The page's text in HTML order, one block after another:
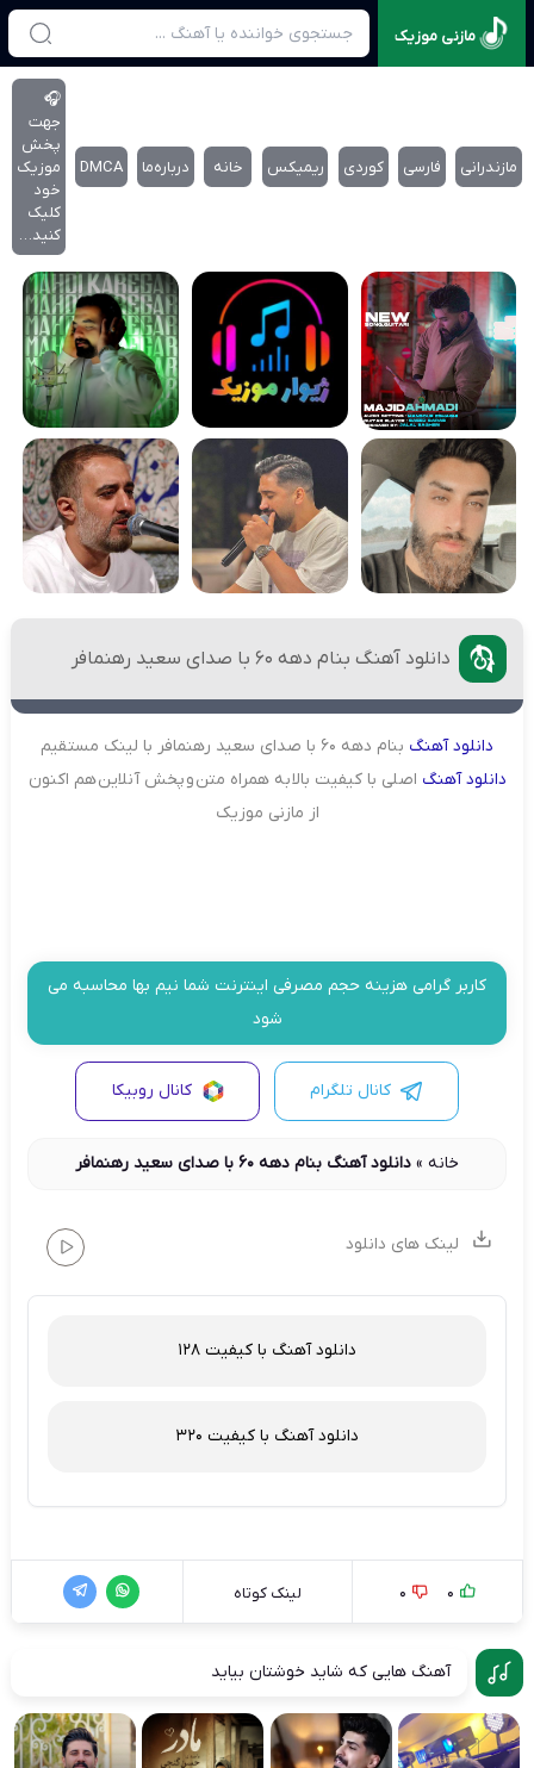
مازنی موزیک
مازندرانی فارسی کوردی ریمیکس خانه درباره‌‌ما DMCA
🎧
جهت
پخش
موزیک
خود
کلیک
کنید…
دانلود آهنگ بنام دهه ۶۰ با صدای سعید رهنمافر
دانلودآهنگ بنام دهه ۶۰ با صدای سعید رهنمافر با لینک مستقیم
دانلودآهنگ اصلی با کیفیت بالا به همراه متن و پخش آنلاین هم اکنون
از مازنی موزیک
کاربر گرامی هزینه حجم مصرفی اینترنت شما نیم بها محاسبه می
شود
کانال تلگرام کانال روبیکا
خانه» دانلود آهنگ بنام دهه ۶۰ با صدای سعید رهنمافر
لینک های دانلود
دانلود آهنگ با کیفیت 128
دانلود آهنگ با کیفیت 320
0
0 لینک کوتاه
آهنگ هایی که شاید خوشتان بیاید